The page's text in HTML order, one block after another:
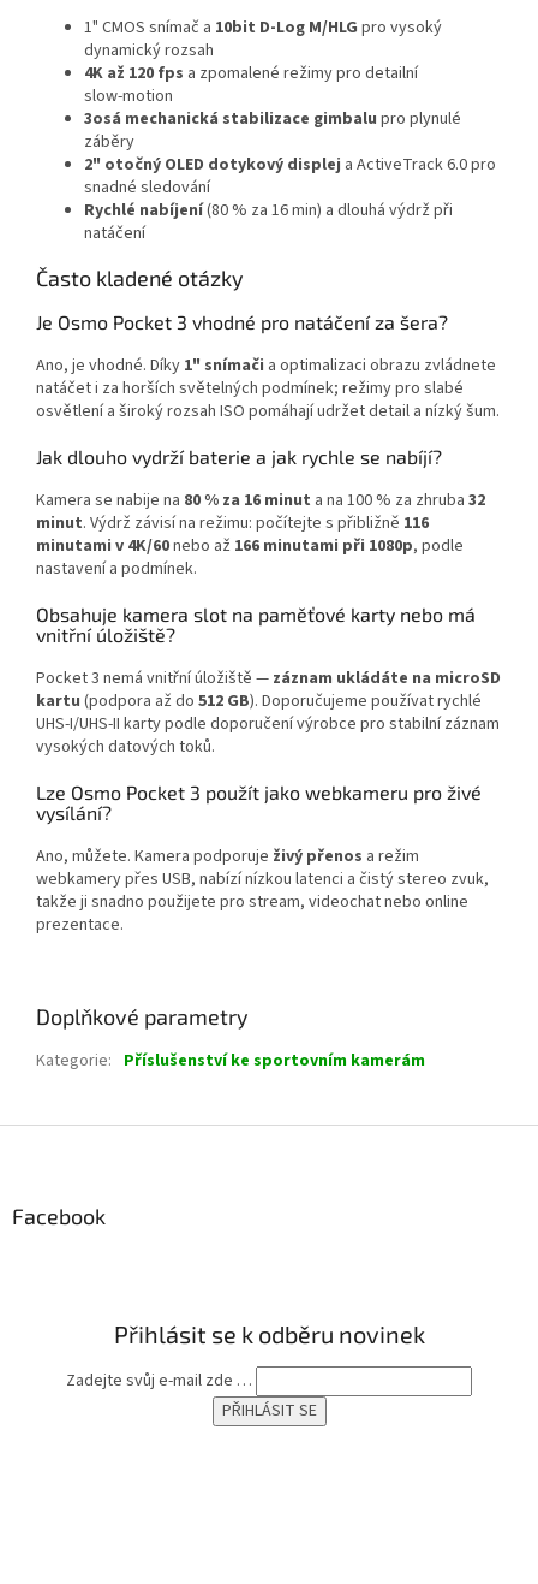
1" CMOS snímač a 10bit D‑Log M/HLG pro vysoký
dynamický rozsah
4K až 120 fps a zpomalené režimy pro detailní
slow‑motion
3osá mechanická stabilizace gimbalu pro plynulé
záběry
2" otočný OLED dotykový displej a ActiveTrack 6.0 pro
snadné sledování
Rychlé nabíjení(80 % za 16 min) a dlouhá výdrž při
natáčení
Často kladené otázky
Je Osmo Pocket 3 vhodné pro natáčení za šera?
Ano, je vhodné. Díky 1" snímači a optimalizaci obrazu zvládnete
natáčet i za horších světelných podmínek; režimy pro slabé
osvětlení a široký rozsah ISO pomáhají udržet detail a nízký šum.
Jak dlouho vydrží baterie a jak rychle se nabíjí?
Kamera se nabije na 80 % za 16 minut a na 100 % za zhruba 32
minut. Výdrž závisí na režimu: počítejte s přibližně 116
minutami v 4K/60nebo až 166 minutami při 1080p, podle
nastavení a podmínek.
Obsahuje kamera slot na paměťové karty nebo má
vnitřní úložiště?
Pocket 3 nemá vnitřní úložiště — záznam ukládáte na microSD
kartu (podpora až do 512 GB). Doporučujeme používat rychlé
UHS‑I/UHS‑II karty podle doporučení výrobce pro stabilní záznam
vysokých datových toků.
Lze Osmo Pocket 3 použít jako webkameru pro živé
vysílání?
Ano, můžete. Kamera podporuje živý přenos a režim
webkamery přes USB, nabízí nízkou latenci a čistý stereo zvuk,
takže ji snadno použijete pro stream, videochat nebo online
prezentace.
Doplňkové parametry
Kategorie: Příslušenství ke sportovním kamerám
Facebook
Přihlásit se k odběru novinek
Zadejte svůj e-mail zde …